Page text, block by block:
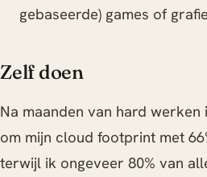
gebaseerde) games of
Zelf doen
Na maanden van hard werken
om mijn cloud footprint met
terwijl ik ongeveer 80% van